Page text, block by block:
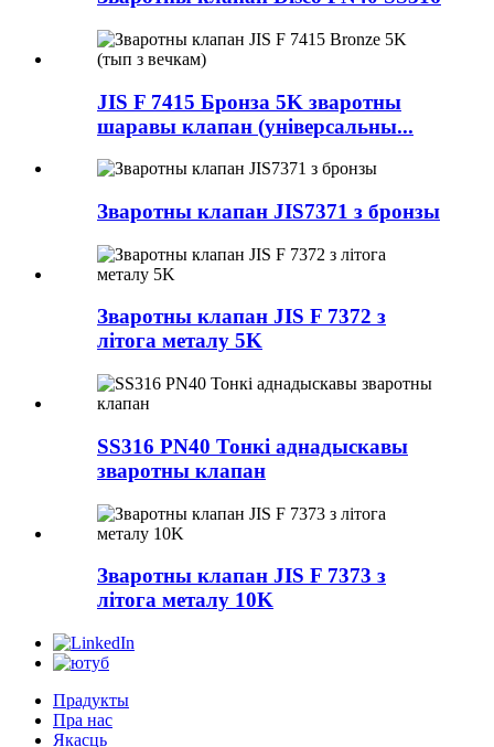
JIS F 7415 Бронза 5K зваротны
шаравы клапан (універсальны...
Зваротны клапан JIS7371 з бронзы
Зваротны клапан JIS F 7372 з
літога металу 5K
SS316 PN40 Тонкі аднадыскавы
зваротны клапан
Зваротны клапан JIS F 7373 з
літога металу 10K
Прадукты
Пра нас
Якасць